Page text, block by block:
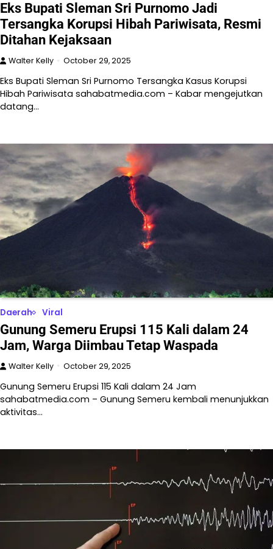
Eks Bupati Sleman Sri Purnomo Jadi
Tersangka Korupsi Hibah Pariwisata, Resmi
Ditahan Kejaksaan
Walter Kelly October 29, 2025
Eks Bupati Sleman Sri Purnomo Tersangka Kasus Korupsi
Hibah Pariwisata sahabatmedia.com – Kabar mengejutkan
datang…
Daerah Viral
Gunung Semeru Erupsi 115 Kali dalam 24
Jam, Warga Diimbau Tetap Waspada
Walter Kelly October 29, 2025
Gunung Semeru Erupsi 115 Kali dalam 24 Jam
sahabatmedia.com – Gunung Semeru kembali menunjukkan
aktivitas…